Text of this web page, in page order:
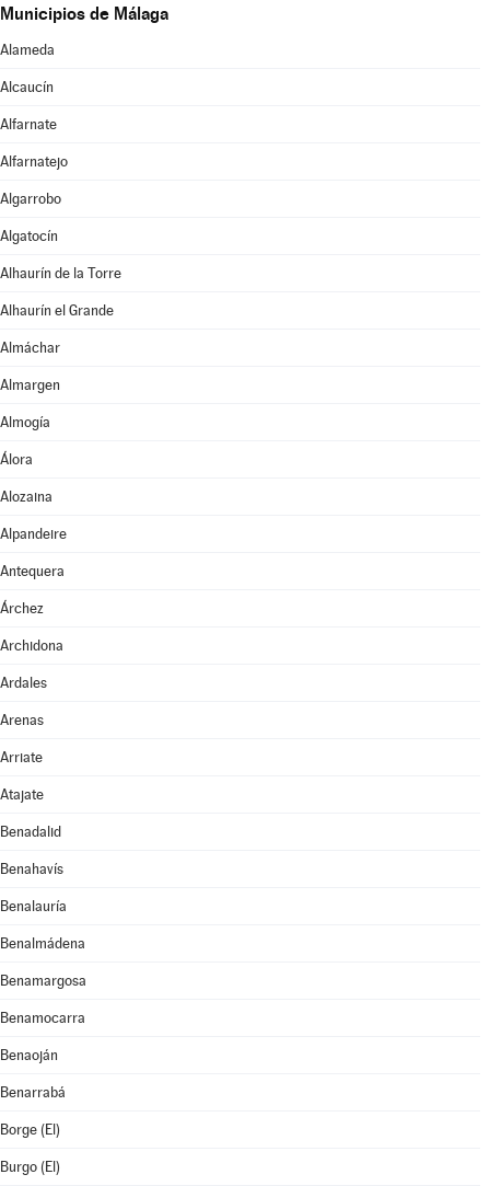
Municipios de Málaga
Alameda
Alcaucín
Alfarnate
Alfarnatejo
Algarrobo
Algatocín
Alhaurín de la Torre
Alhaurín el Grande
Almáchar
Almargen
Almogía
Álora
Alozaina
Alpandeire
Antequera
Árchez
Archidona
Ardales
Arenas
Arriate
Atajate
Benadalid
Benahavís
Benalauría
Benalmádena
Benamargosa
Benamocarra
Benaoján
Benarrabá
Borge (El)
Burgo (El)